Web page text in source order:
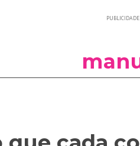
PUBLICIDADE